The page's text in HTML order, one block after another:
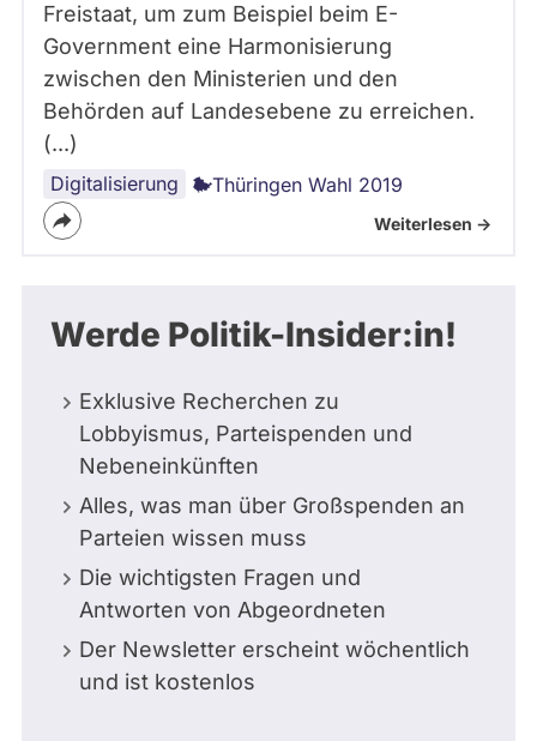
Freistaat, um zum Beispiel beim E-
Government eine Harmonisierung
zwischen den Ministerien und den
Behörden auf Landesebene zu erreichen.
(...)
Digitalisierung Thüringen Wahl 2019
Weiterlesen ->
Werde Politik-Insider:in!
Exklusive Recherchen zu
Lobbyismus, Parteispenden und
Nebeneinkünften
Alles, was man über Großspenden an
Parteien wissen muss
Die wichtigsten Fragen und
Antworten von Abgeordneten
Der Newsletter erscheint wöchentlich
und ist kostenlos